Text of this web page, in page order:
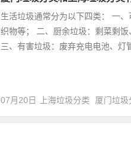
生活垃圾通常分为以下四类： 一
织物等； 二、厨余垃圾：剩菜剩饭
三、有害垃圾：废弃充电电池、灯
07月20日 上海垃圾分类 厦门垃圾